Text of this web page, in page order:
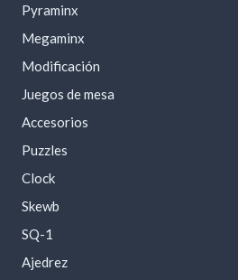
Pyraminx
Megaminx
Modificación
Juegos de mesa
Accesorios
Puzzles
Clock
Skewb
SQ-1
Ajedrez